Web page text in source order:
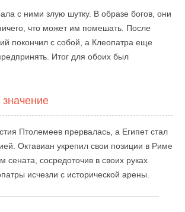
с ними злую шутку. В образе богов, они
что может им помешать. После
покончил с собой, а Клеопатра еще
Итог для обоих был
значение
Птолемеев прервалась, а Египет стал
Октавиан укрепил свои позиции в Риме
сената, сосредоточив в своих руках
исчезли с исторической арены.